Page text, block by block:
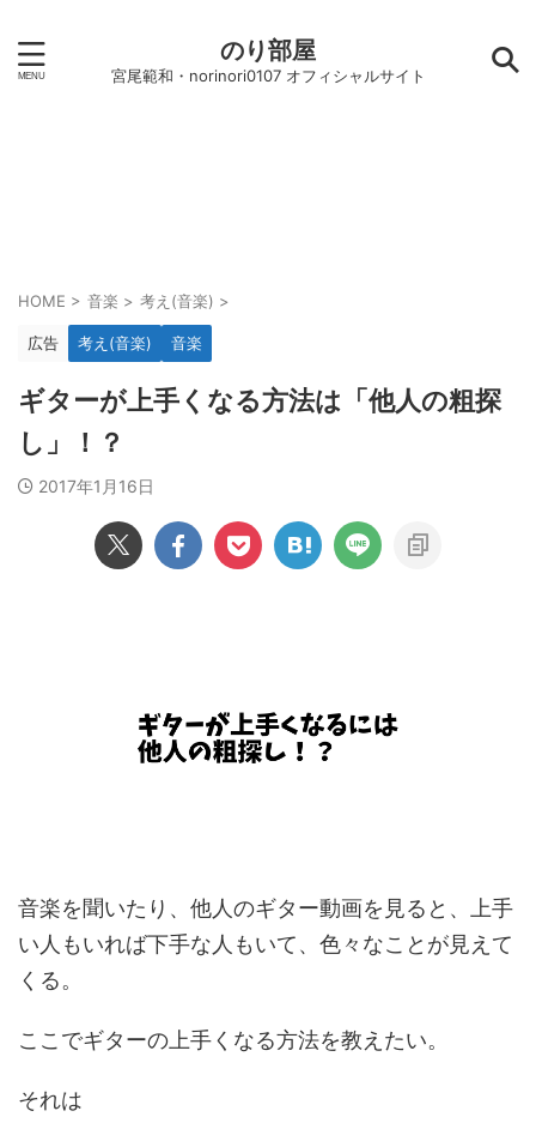
のり部屋
宮尾範和・norinori0107 オフィシャルサイト
HOME > 音楽 > 考え(音楽) >
広告 考え(音楽) 音楽
ギターが上手くなる方法は「他人の粗探
し」！？
2017年1月16日
音楽を聞いたり、他人のギター動画を見ると、上手
い人もいれば下手な人もいて、色々なことが見えて
くる。
ここでギターの上手くなる方法を教えたい。
それは